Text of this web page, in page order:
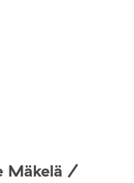
Mäkelä /